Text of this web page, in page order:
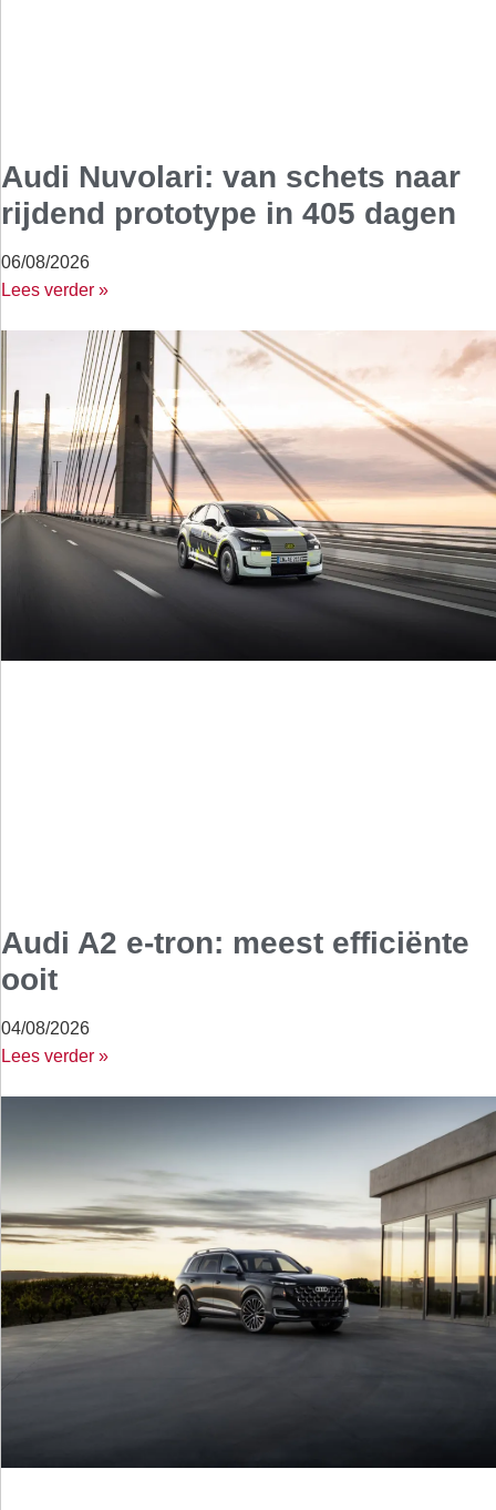
Audi Nuvolari: van schets naar
rijdend prototype in 405 dagen
06/08/2026
Lees verder »
Audi A2 e-tron: meest efficiënte
ooit
04/08/2026
Lees verder »